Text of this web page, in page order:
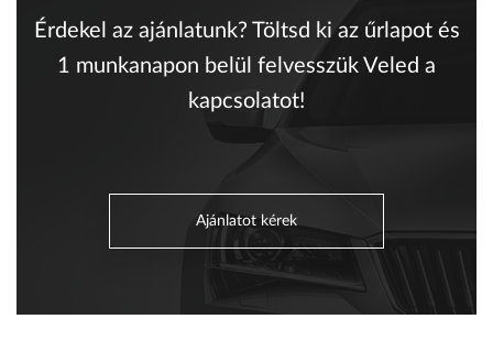
Érdekel az ajánlatunk? Töltsd ki az űrlapot és
1 munkanapon belül felvesszük Veled a
kapcsolatot!
Ajánlatot kérek